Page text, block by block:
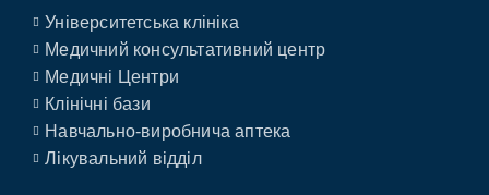
Університетська клініка
Медичний консультативний центр
Медичні Центри
Клінічні бази
Навчально-виробнича аптека
Лікувальний відділ